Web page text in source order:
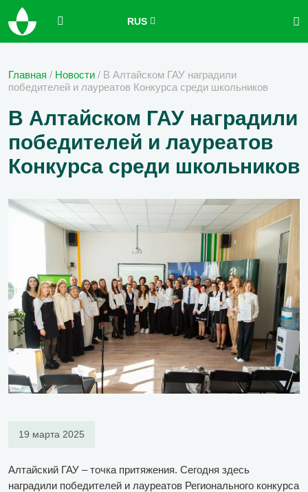
RUS
Главная / Новости / В Алтайском ГАУ наградили
победителей и лауреатов Конкурса среди школьников
В Алтайском ГАУ наградили
победителей и лауреатов
Конкурса среди школьников
19 марта 2025
Алтайский ГАУ – точка притяжения. Сегодня здесь
наградили победителей и лауреатов Регионального конкурса